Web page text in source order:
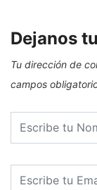
Dejanos
Tu dirección de
campos